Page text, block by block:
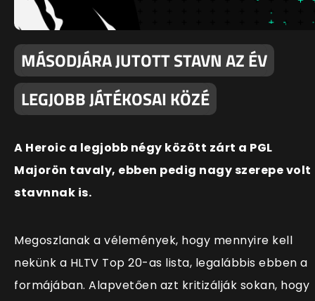
MÁSODJÁRA JUTOTT STAVN AZ ÉV
LEGJOBB JÁTÉKOSAI KÖZÉ
A Heroic a legjobb négy között zárt a PGL
Majorön tavaly, ebben pedig nagy szerepe volt
stavnnak is.
Megoszlanak a vélemények, hogy mennyire kell
nekünk a HLTV Top 20-as lista, legalábbis ebben a
formájában. Alapvetően azt kritizálják sokan, hogy